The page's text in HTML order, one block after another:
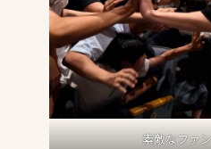
素敵なファ